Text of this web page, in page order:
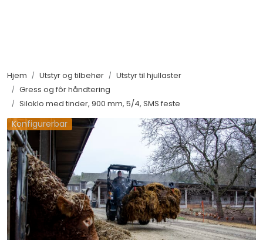
Hjem Utstyr og tilbehør
Utstyr til hjullaster
Gress og fôr håndtering
Siloklo med tinder, 900 mm, 5/4, SMS feste
Konfigurerbar
Utstyr og tilbehør
Filter og servicedeler
Service og støtte
Salgsorganisasjon